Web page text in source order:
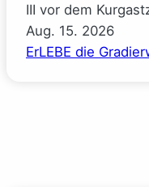
III vor dem
Aug. 15. 2026
ErLEBE die